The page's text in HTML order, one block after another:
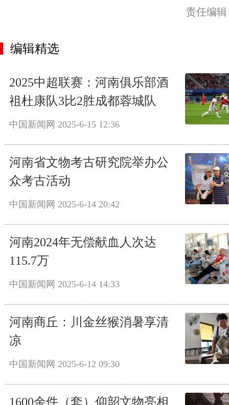
责任编
编辑精选
2025中超联赛：河南俱乐部酒
祖杜康队3比2胜成都蓉城队
中国新闻网 2025-6-15 12:36
河南省文物考古研究院举办公
众考古活动
中国新闻网 2025-6-14 20:42
河南2024年无偿献血人次达
115.7万
中国新闻网 2025-6-14 14:33
河南商丘：川金丝猴消暑享清
凉
中国新闻网 2025-6-12 09:30
1600余件（套）仰韶文物亮相